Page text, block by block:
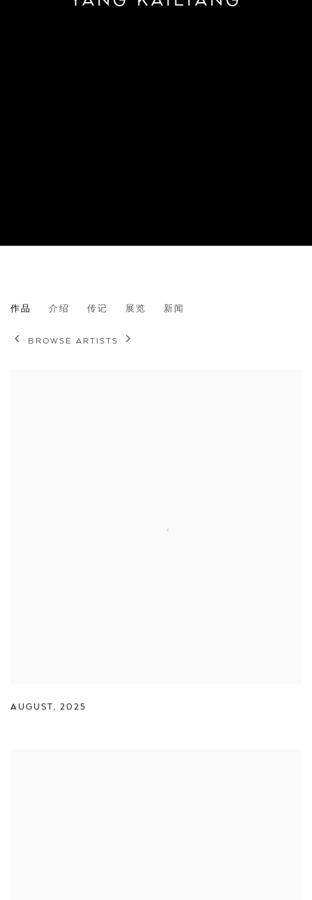
YANG KAILIANG CHINESE,
作品 介绍 传记 展览 新闻
BROWSE ARTISTS
AUGUST, 2025